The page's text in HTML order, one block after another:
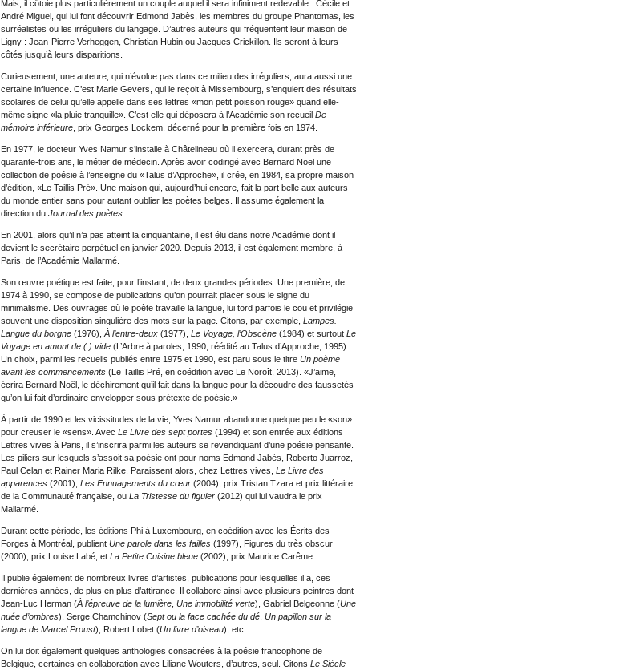
Mais, il côtoie plus particulièrement un couple auquel il sera infiniment redevable : Cécile et
André Miguel, qui lui font découvrir Edmond Jabès, les membres du groupe Phantomas, les
surréalistes ou les irréguliers du langage. D’autres auteurs qui fréquentent leur maison de
Ligny : Jean-Pierre Verheggen, Christian Hubin ou Jacques Crickillon. Ils seront à leurs
côtés jusqu’à leurs disparitions.
Curieusement, une auteure, qui n’évolue pas dans ce milieu des irréguliers, aura aussi une
certaine influence. C’est Marie Gevers, qui le reçoit à Missembourg, s’enquiert des résultats
scolaires de celui qu’elle appelle dans ses lettres «mon petit poisson rouge» quand elle-
même signe «la pluie tranquille». C’est elle qui déposera à l’Académie son recueil De
mémoire inférieure , prix Georges Lockem, décerné pour la première fois en 1974.
En 1977, le docteur Yves Namur s’installe à Châtelineau où il exercera, durant près de
quarante-trois ans, le métier de médecin. Après avoir codirigé avec Bernard Noël une
collection de poésie à l’enseigne du «Talus d’Approche», il crée, en 1984, sa propre maison
d’édition, «Le Taillis Pré». Une maison qui, aujourd’hui encore, fait la part belle aux auteurs
du monde entier sans pour autant oublier les poètes belges. Il assume également la
direction du Journal des poètes
En 2001, alors qu’il n’a pas atteint la cinquantaine, il est élu dans notre Académie dont il
devient le secrétaire perpétuel en janvier 2020. Depuis 2013, il est également membre, à
Paris, de l’Académie Mallarmé.
Son œuvre poétique est faite, pour l’instant, de deux grandes périodes. Une première, de
1974 à 1990, se compose de publications qu’on pourrait placer sous le signe du
minimalisme. Des ouvrages où le poète travaille la langue, lui tord parfois le cou et privilégie
souvent une disposition singulière des mots sur la page. Citons, par exemple, Lampes.
Langue du borgne (1976), À l’entre-deux (1977), Le Voyage, l’Obscène (1984) et surtout Le
Voyage en amont de ( ) vide (L’Arbre à paroles, 1990, réédité au Talus d’Approche, 1995).
Un choix, parmi les recueils publiés entre 1975 et 1990, est paru sous le titre Un poème
avant les commencements (Le Taillis Pré, en coédition avec Le Noroît, 2013). «J’aime,
écrira Bernard Noël, le déchirement qu’il fait dans la langue pour la découdre des faussetés
qu’on lui fait d’ordinaire envelopper sous prétexte de poésie.»
À partir de 1990 et les vicissitudes de la vie, Yves Namur abandonne quelque peu le «son»
pour creuser le «sens». Avec Le Livre des sept portes (1994) et son entrée aux éditions
Lettres vives à Paris, il s’inscrira parmi les auteurs se revendiquant d’une poésie pensante.
Les piliers sur lesquels s’assoit sa poésie ont pour noms Edmond Jabès, Roberto Juarroz,
Paul Celan et Rainer Maria Rilke. Paraissent alors, chez Lettres vives, Le Livre des
apparences (2001), Les Ennuagements du cœur (2004), prix Tristan Tzara et prix littéraire
de la Communauté française, ou La Tristesse du figuier (2012) qui lui vaudra le prix
Mallarmé.
Durant cette période, les éditions Phi à Luxembourg, en coédition avec les Écrits des
Forges à Montréal, publient Une parole dans les failles (1997), Figures du très obscur
(2000), prix Louise Labé, et La Petite Cuisine bleue (2002), prix Maurice Carême.
Il publie également de nombreux livres d’artistes, publications pour lesquelles il a, ces
dernières années, de plus en plus d’attirance. Il collabore ainsi avec plusieurs peintres dont
Jean-Luc Herman (À l’épreuve de la lumière Une immobilité verte), Gabriel Belgeonne (Une
nuée d’ombres), Serge Chamchinov (Sept ou la face cachée du dé Un papillon sur la
langue de Marcel Proust), Robert Lobet (Un livre d’oiseau), etc.
On lui doit également quelques anthologies consacrées à la poésie francophone de
Belgique, certaines en collaboration avec Liliane Wouters, d’autres, seul. Citons Le Siècle